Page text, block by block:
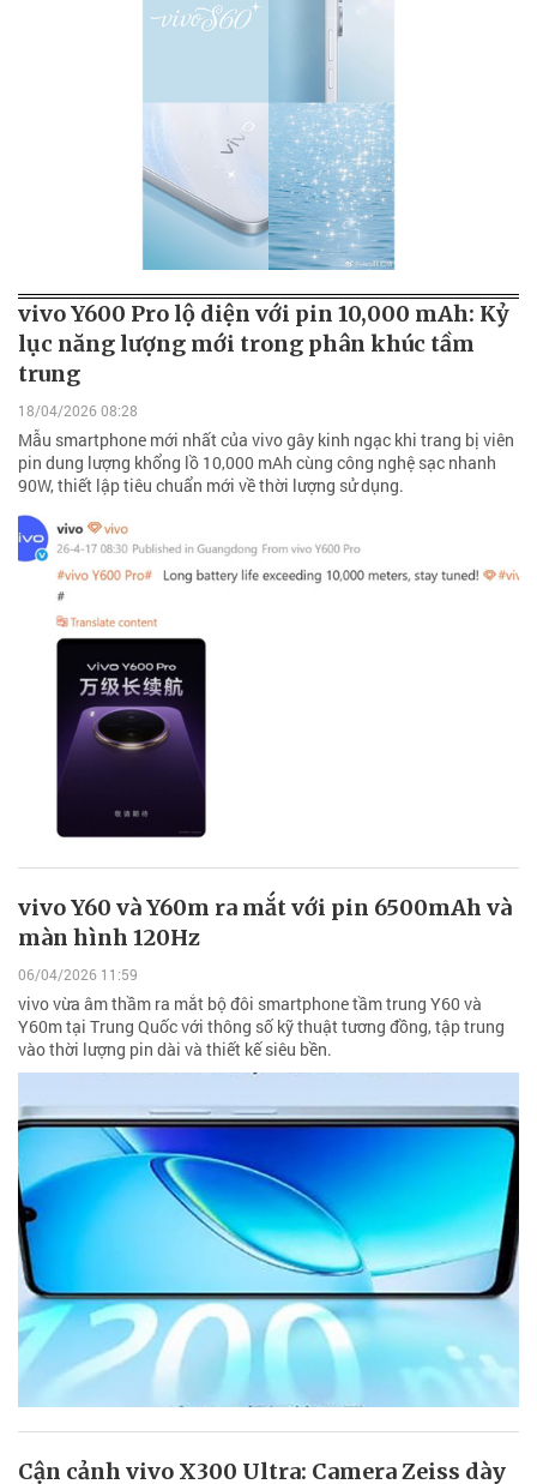
vivo Y600 Pro lộ diện với pin 10,000 mAh: Kỷ
lục năng lượng mới trong phân khúc tầm
trung
18/04/2026 08:28
Mẫu smartphone mới nhất của vivo gây kinh ngạc khi trang bị viên
pin dung lượng khổng lồ 10,000 mAh cùng công nghệ sạc nhanh
90W, thiết lập tiêu chuẩn mới về thời lượng sử dụng.
vivo Y60 và Y60m ra mắt với pin 6500mAh và
màn hình 120Hz
06/04/2026 11:59
vivo vừa âm thầm ra mắt bộ đôi smartphone tầm trung Y60 và
Y60m tại Trung Quốc với thông số kỹ thuật tương đồng, tập trung
vào thời lượng pin dài và thiết kế siêu bền.
Cận cảnh vivo X300 Ultra: Camera Zeiss dày